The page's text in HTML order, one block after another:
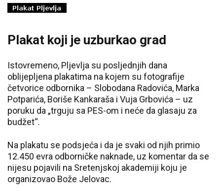
Plakat koji je uzburkao grad
Istovremeno, Pljevlja su posljednjih dana
oblijepljena plakatima na kojem su fotografije
četvorice odbornika – Slobodana Radovića, Marka
Potparića, Boriše Kankaraša i Vuja Grbovića – uz
poruku da „trguju sa PES-om i neće da glasaju za
budžet“.
Na plakatu se podsjeća i da je svaki od njih primio
12.450 evra odborničke naknade, uz komentar da se
nijesu pojavili na Sretenjskoj akademiji koju je
organizovao Bože Jelovac.